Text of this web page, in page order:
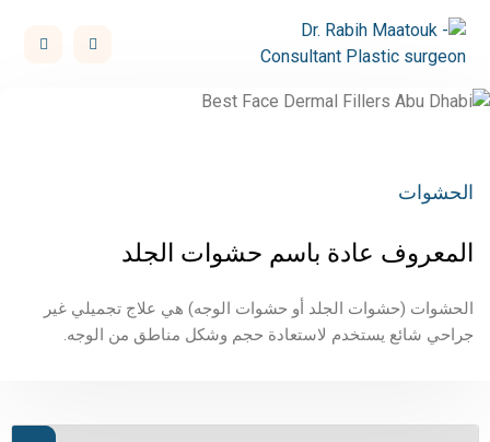
الحشوات
المعروف عادة باسم حشوات الجلد
الحشوات (حشوات الجلد أو حشوات الوجه) هي علاج تجميلي غير
جراحي شائع يستخدم لاستعادة حجم وشكل مناطق من الوجه.